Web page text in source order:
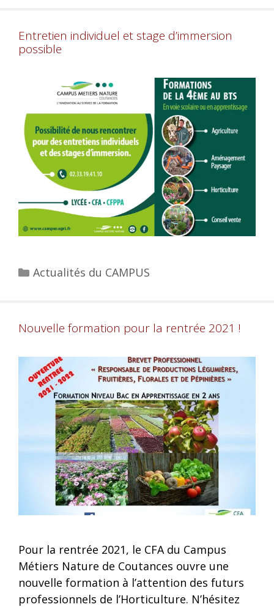
Entretien individuel et stage d’immersion
possible
Actualités du CAMPUS
Nouvelle formation pour la rentrée 2021 !
Pour la rentrée 2021, le CFA du Campus
Métiers Nature de Coutances ouvre une
nouvelle formation à l’attention des futurs
professionnels de l’Horticulture. N’hésitez